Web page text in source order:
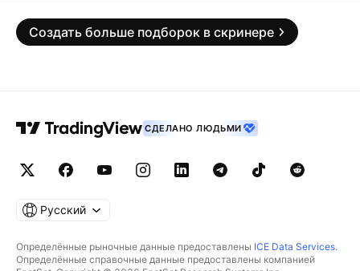
Создать больше подборок в скринере
СДЕЛАНО ЛЮДЬМИ
Русский
Определённые рыночные данные предоставлены ICE Data Services.
Определённые справочные данные предоставлены компанией